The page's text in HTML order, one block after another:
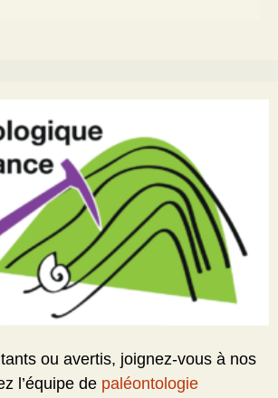
ou avertis, joignez-vous à nos
l’équipe de paléontologie